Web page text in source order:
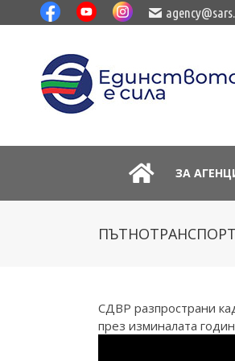
ЗА
СДВР разпространи
през изминалата